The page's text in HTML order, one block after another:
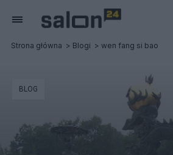
Strona główna Blogi wen fang si bao
BLOG